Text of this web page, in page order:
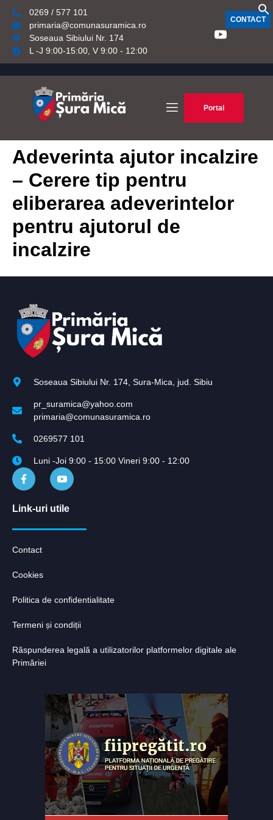
0269 / 577 101
primaria@comunasuramica.ro
Soseaua Sibiului Nr. 174
L -J 9:00-15:00, V 9:00 - 12:00
CONTACT
Portal
Adeverinta ajutor incalzire
– Cerere tip pentru
eliberarea adeverintelor
pentru ajutorul de
incalzire
Soseaua Sibiului Nr. 174, Sura-Mica, jud. Sibiu
pr_suramica@yahoo.com
primaria@comunasuramica.ro
0269577 101
Luni -Joi 9:00 - 15:00 Vineri 9:00 - 12:00
Link-uri utile
Contact
Cookies
Politica de confidentialitate
Termeni și condiții
Răspunderea legală a utilizatorilor platformelor digitale ale
Primăriei